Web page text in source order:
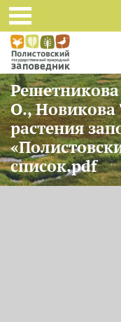
Перейти к основному
О., Новикова
растения
список.pdf